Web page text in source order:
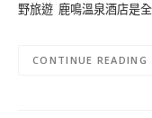
野旅遊 鹿鳴溫泉酒店是
CONTINUE READING